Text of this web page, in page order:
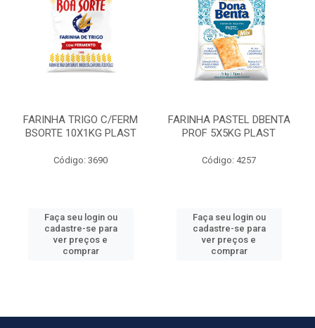
FARINHA TRIGO C/FERM
BSORTE 10X1KG PLAST
Código: 3690
Faça seu login ou
cadastre-se para
ver preços e
comprar
FARINHA PASTEL DBENTA
PROF 5X5KG PLAST
Código: 4257
Faça seu login ou
cadastre-se para
ver preços e
comprar